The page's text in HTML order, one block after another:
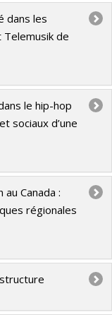
dans les
de
le hip-hop
sociaux d’une
Canada :
régionales